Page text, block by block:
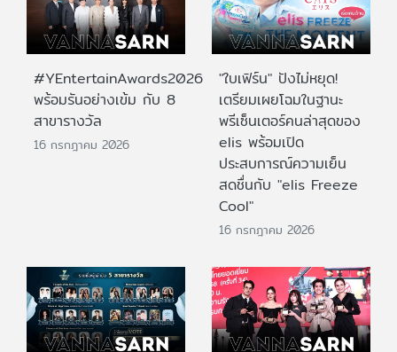
#YEntertainAwards2026
พร้อมรันอย่างเข้ม กับ 8
สาขารางวัล
16 กรกฎาคม 2026
"ใบเฟิร์น" ปังไม่หยุด!
เตรียมเผยโฉมในฐานะ
พรีเซ็นเตอร์คนล่าสุดของ
elis พร้อมเปิด
ประสบการณ์ความเย็น
สดชื่นกับ "elis Freeze
Cool"
16 กรกฎาคม 2026